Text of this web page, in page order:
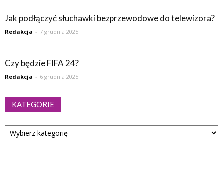
Jak podłączyć słuchawki bezprzewodowe do telewizora?
Redakcja - 7 grudnia 2025
Czy będzie FIFA 24?
Redakcja - 6 grudnia 2025
KATEGORIE
Kategorie